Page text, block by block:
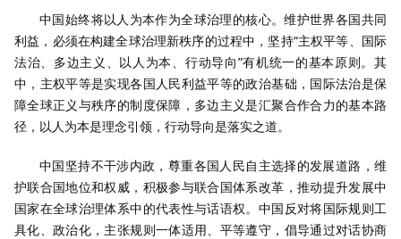
中国始终将以人为本作为全球治理的核心。维护世界各国共同
利益，必须在构建全球治理新秩序的过程中，坚持“主权平等、国际
法治、多边主义、以人为本、行动导向”有机统一的基本原则。其
中，主权平等是实现各国人民利益平等的政治基础，国际法治是保
障全球正义与秩序的制度保障，多边主义是汇聚合作合力的基本路
径，以人为本是理念引领，行动导向是落实之道。
中国坚持不干涉内政，尊重各国人民自主选择的发展道路，维
护联合国地位和权威，积极参与联合国体系改革，推动提升发展中
国家在全球治理体系中的代表性与话语权。中国反对将国际规则工
具化、政治化，主张规则一体适用、平等遵守，倡导通过对话协商